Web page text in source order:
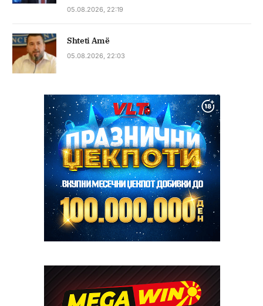
05.08.2026, 22:19
Shteti Amë
05.08.2026, 22:03